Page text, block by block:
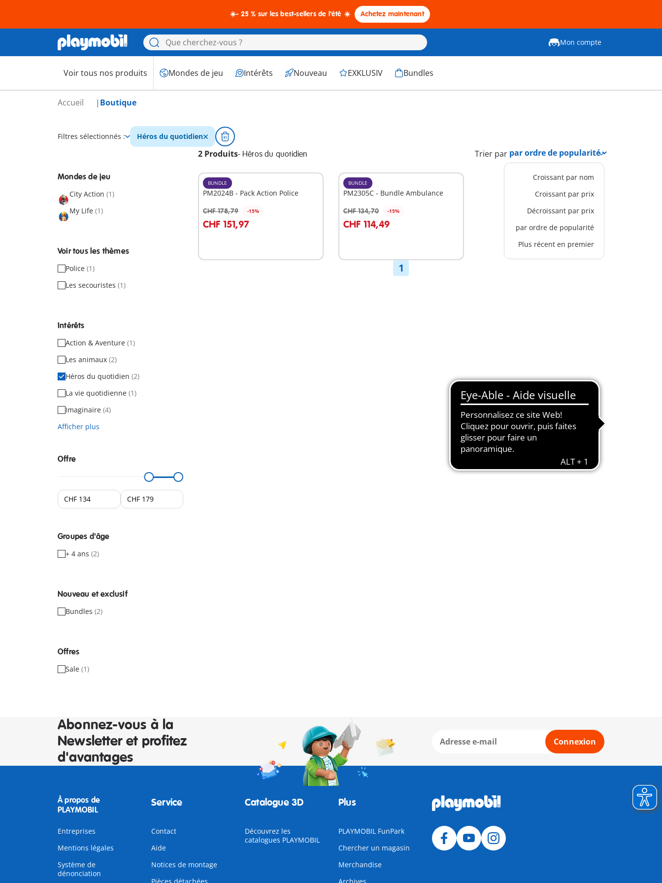
☀️- 25 % sur les best-sellers de l'été ☀️ Achetez maintenant
Mon compte
Voir tous nos produits Mondes de jeu Intérêts Nouveau EXKLUSIV Bundles
Accueil Boutique
Filtres sélectionnés : Héros du quotidien
2 Produits- Héros du quotidien Trier par
Croissant par nom
Croissant par prix
Décroissant par prix
par ordre de popularité
Plus récent en premier
Mondes de jeu
City Action (1)
My Life (1)
Voir tous les thèmes
Police (1)
Les secouristes (1)
Intérêts
Action & Aventure (1)
Les animaux (2)
Héros du quotidien (2)
La vie quotidienne (1)
Imaginaire (4)
Afficher plus
Offre
Groupes d'âge
+ 4 ans (2)
Nouveau et exclusif
Bundles (2)
Offres
Sale (1)
BUNDLE
PM2024B - Pack Action Police
CHF 178,79 -15%
CHF 151,97
BUNDLE
PM2305C - Bundle Ambulance
CHF 134,70 -15%
CHF 114,49
1
Abonnez-vous à la
Newsletter et profitez
d'avantages
Connexion
À propos de
PLAYMOBIL
Entreprises
Mentions légales
Système de
dénonciation
Service
Contact
Aide
Notices de montage
Catalogue 3D
Découvrez les
catalogues PLAYMOBIL
Plus
PLAYMOBIL FunPark
Chercher un magasin
Merchandise